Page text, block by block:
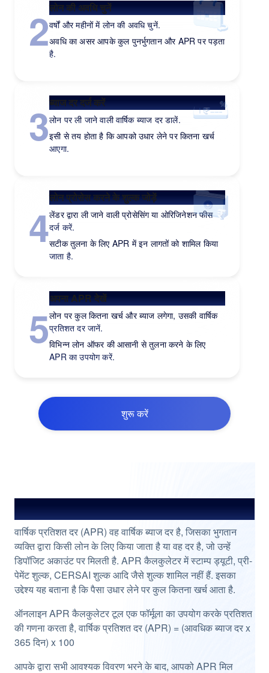
2लोन की अवधि चुनें
वर्षों और महीनों में लोन की अवधि चुनें.
अवधि का असर आपके कुल पुनर्भुगतान और APR पर पड़ता
है.
3ब्याज दर दर्ज करें
लोन पर ली जाने वाली वार्षिक ब्याज दर डालें.
इसी से तय होता है कि आपको उधार लेने पर कितना खर्च
आएगा.
4
लोन प्रोसेस करने के शुल्क जोड़ें
लेंडर द्वारा ली जाने वाली प्रोसेसिंग या ओरिजिनेशन फीस
दर्ज करें.
सटीक तुलना के लिए APR में इन लागतों को शामिल किया
जाता है.
5
अपना APR देखें
लोन पर कुल कितना खर्च और ब्याज लगेगा, उसकी वार्षिक
प्रतिशत दर जानें.
विभिन्न लोन ऑफर की आसानी से तुलना करने के लिए
APR का उपयोग करें.
शुरू करें
APR कैलकुलेटर के बारे में
वार्षिक प्रतिशत दर (APR) वह वार्षिक ब्याज दर है, जिसका भुगतान
व्यक्ति द्वारा किसी लोन के लिए किया जाता है या वह दर है, जो उन्हें
डिपॉजिट अकाउंट पर मिलती है. APR कैलकुलेटर में स्टाम्प ड्यूटी, प्री-
पेमेंट शुल्क, CERSAI शुल्क आदि जैसे शुल्क शामिल नहीं हैं. इसका
उद्देश्य यह बताना है कि पैसा उधार लेने पर कुल कितना खर्च आता है.
ऑनलाइन APR कैलकुलेटर टूल एक फॉर्मूला का उपयोग करके प्रतिशत
की गणना करता है, वार्षिक प्रतिशत दर (APR) = (आवधिक ब्याज दर x
365 दिन) x 100
आपके द्वारा सभी आवश्यक विवरण भरने के बाद, आपको APR मिल